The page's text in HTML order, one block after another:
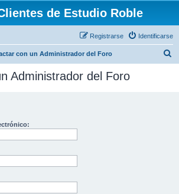
de Estudio Roble
Identificarse
Registrarse
con un Administrador del Foro
Administrador del Foro